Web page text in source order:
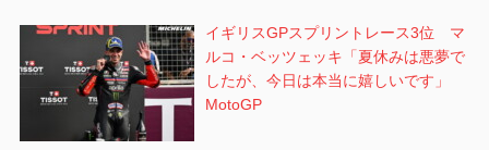
イギリスGPスプリントレース3位 マ
ルコ・ベッツェッキ「夏休みは悪夢で
したが、今日は本当に嬉しいです」
MotoGP